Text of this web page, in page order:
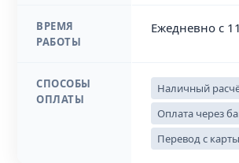
ВРЕМЯ
РАБОТЫ
Ежедневно с
СПОСОБЫ
ОПЛАТЫ
Наличный
Оплата через
Перевод с карты